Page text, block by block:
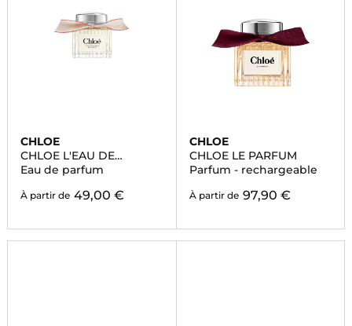
CHLOE
CHLOE L'EAU DE
PARFUM LUMINEUSE
Eau de parfum
À partir de 49,00 €
CHLOE
CHLOE LE PARFUM
Parfum - rechargeable
À partir de 97,90 €